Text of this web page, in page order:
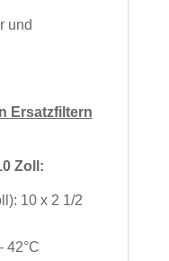
und
Ersatzfiltern
Zoll:
10 x 2 1/2
42°C